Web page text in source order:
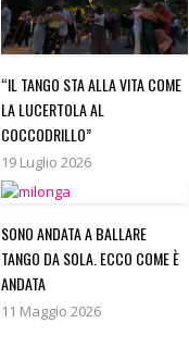
“IL TANGO STA ALLA VITA COME
LA LUCERTOLA AL
COCCODRILLO”
19 Luglio 2026
SONO ANDATA A BALLARE
TANGO DA SOLA. ECCO COME È
ANDATA
11 Maggio 2026